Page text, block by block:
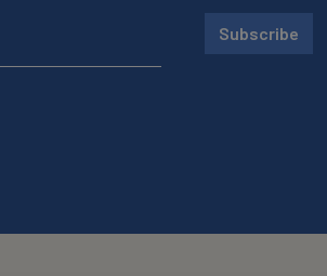
Subscribe